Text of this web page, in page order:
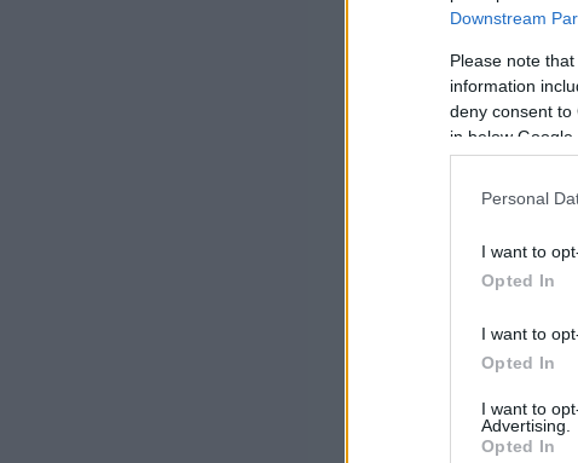
Downstream
Please note
information
deny consent to
in below Google
Personal
I want to
Opted In
I want to
Opted In
I want to
Advertising.
Opted In